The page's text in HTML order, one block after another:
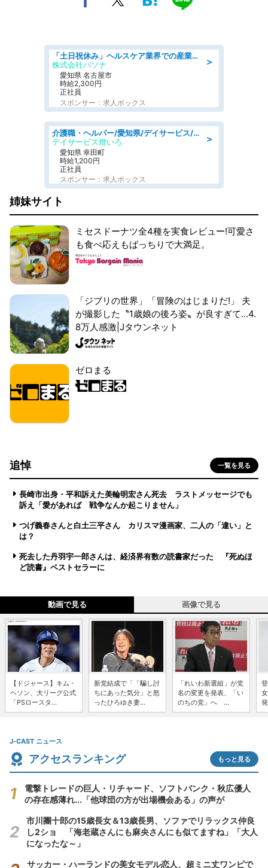
＞
「土日祝休み」ヘルスケア業界での産業保健師業務/看護師/高時給/未経験OK/要資格:正看護師
株式会社パソナ
愛知県 名古屋市
時給2,300円
正社員
スポンサー：求人ボックス
＞
介護職・ヘルパー/愛知県/デイサービス/JR東海道本線 幸田/額田郡幸田町
デイサービス燈いろ
愛知県 幸田町
時給1,200円
正社員
スポンサー：求人ボックス
姉妹サイト
ミセスドーナツ全4種を実食レビュー!可愛さ
も食べ応えもばっちりで大満足。
「ジブリの世界」「冒険のはじまりだ!」 夫
が撮影した〝1歳娘の後ろ姿〟が良すぎて...4.
8万人感激|Jタウンネット
ゼロまる
追悼 一覧を見る
長崎市出身・平和訴えた美輪明宏さん死去 ラストメッセージでも
訴え「愛があれば 戦争なんか起こりません」
つげ義春さんと白土三平さん カリスマ漫画家、二人の「違い」と
は？
死去した丹羽宇一郎さんは、経済界有数の読書家だった 『死ぬほ
ど読書』ベストセラーに
動画で見る 画像で見る
【ドジャース】キム・
ヘソン、大リーグ公式
「PSロースタ...
新党結成で「「騙し討
ちにあった気分」と怒
ったひろゆき妻...
「れいわ新選組」が党
名の変更を発表、「い
のちの党」へ ...
J-CAST ニュース
アクセスランキング もっと見る
電撃トレードの巨人・リチャード、ソフトバンク・秋広優人
の存在感薄れ...「他球団の方が出場機会ある」の声が
市川團十郎の15歳長女＆13歳長男、ソファでリラックス仲良
し2ショ 「海老蔵さんにも麻央さんにも似てますね」「大人
になったな～」
サッカー・ハーランドの美女モデル恋人、超ミニ丈ワンピで